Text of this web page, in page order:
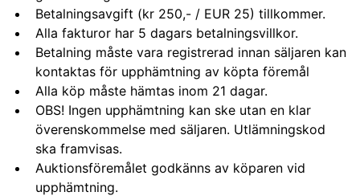
Betalningsavgift (kr 250,- / EUR 25) tillkommer.
Alla fakturor har 5 dagars betalningsvillkor.
Betalning måste vara registrerad innan säljaren kan
kontaktas för upphämtning av köpta föremål
Alla köp måste hämtas inom 21 dagar.
OBS! Ingen upphämtning kan ske utan en klar
överenskommelse med säljaren. Utlämningskod
ska framvisas.
Auktionsföremålet godkänns av köparen vid
upphämtning.